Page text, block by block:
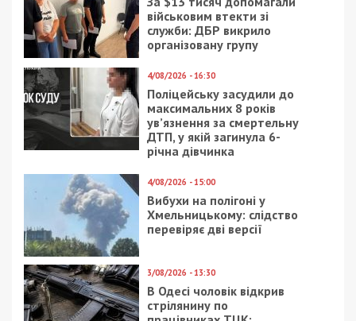
військовим втекти зі
служби: ДБР викрило
організовану групу
4/08/2026 - 16:30
Поліцейську засудили до
максимальних 8 років
ув’язнення за смертельну
ДТП, у якій загинула 6-
річна дівчинка
4/08/2026 - 15:00
Вибухи на полігоні у
Хмельницькому: слідство
перевіряє дві версії
3/08/2026 - 13:30
В Одесі чоловік відкрив
стрілянину по